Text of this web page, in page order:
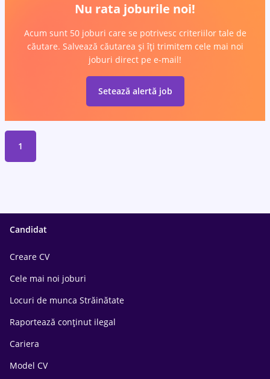
Nu rata joburile noi!
Acum sunt 50 joburi care se potrivesc criteriilor tale de
căutare. Salvează căutarea și îți trimitem cele mai noi
joburi direct pe e-mail!
Setează alertă job
1
Candidat
Creare CV
Cele mai noi joburi
Locuri de munca Străinătate
Raportează conținut ilegal
Cariera
Model CV